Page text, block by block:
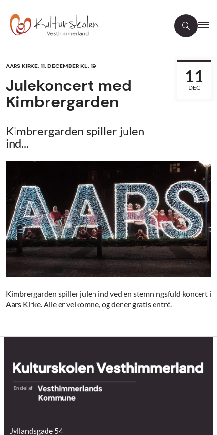
AARS KIRKE, 11. DECEMBER KL. 19
Julekoncert med
Kimbrergarden
11
DEC
Kimbrergarden spiller julen
ind...
Kimbrergarden spiller julen ind ved en stemningsfuld koncert i
Aars Kirke. Alle er velkomne, og der er gratis entré.
Jyllandsgade 54